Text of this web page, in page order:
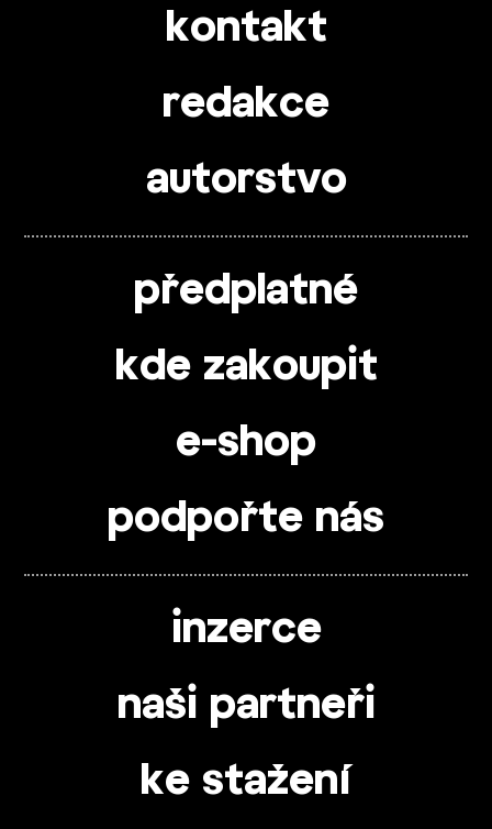
kontakt
redakce
autorstvo
předplatné
kde zakoupit
e-shop
podpořte nás
inzerce
naši partneři
ke stažení